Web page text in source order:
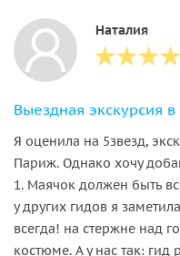
Наталия
Выездная экскурсия
Я оценила на 5звезд,
Париж. Однако хочу
1. Маячок должен быть
у других гидов я
всегда! на стержне над
костюме. А у нас так: гид